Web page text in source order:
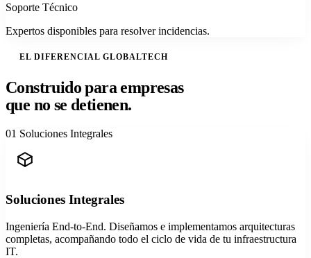
Soporte Técnico
Expertos disponibles para resolver incidencias.
EL DIFERENCIAL GLOBALTECH
Construido para empresas
que no se detienen.
01 Soluciones Integrales
Soluciones Integrales
Ingeniería End-to-End. Diseñamos e implementamos arquitecturas
completas, acompañando todo el ciclo de vida de tu infraestructura
IT.